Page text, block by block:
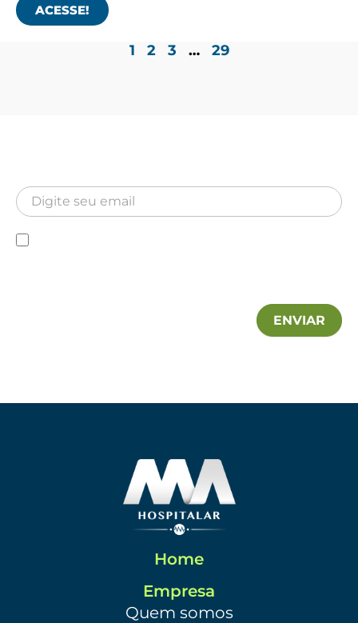
ACESSE!
1 2 3 … 29
Newsletter
ENVIAR
Home
Empresa
Quem somos